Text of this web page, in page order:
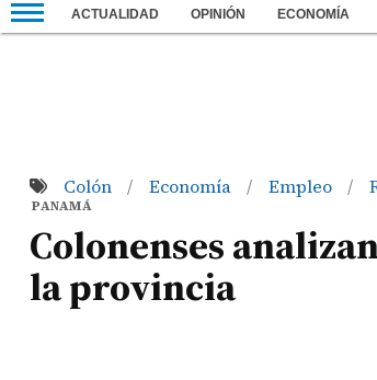
ACTUALIDAD OPINIÓN ECONOMÍA
Colón / Economía / Empleo /
PANAMÁ
Colonenses
la provincia